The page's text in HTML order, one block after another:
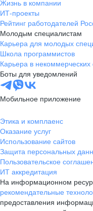
Жизнь в компании
ИТ-проекты
Рейтинг работодателей
Молодым специалистам
Карьера для молодых
Школа программистов
Карьера в некоммерческих
Боты для уведомлений
Мобильное приложение
Этика и комплаенс
Оказание услуг
Использование сайтов
Защита персональных
Пользовательское
ИТ аккредитация
На информационном
рекомендательные
предоставления